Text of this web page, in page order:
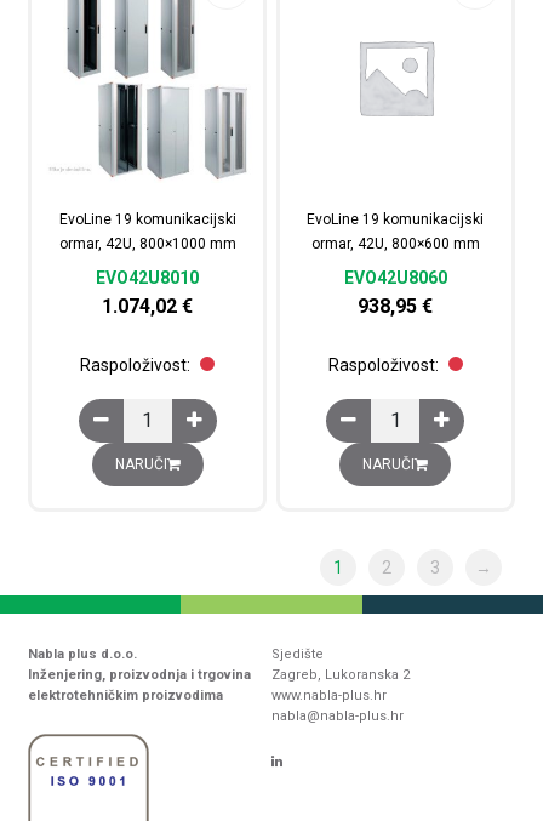
EvoLine 19 komunikacijski
ormar, 42U, 800×1000 mm
EVO42U8010
1.074,02€
Raspoloživost:
EvoLine 19 komunikacijski ormar, 42U, 800x1000 mm
NARUČI
EvoLine 19 komunikacijski
ormar, 42U, 800×600 mm
EVO42U8060
938,95€
Raspoloživost:
EvoLine 19
NARUČI
1 2 3 →
Nabla plus d.o.o.
Inženjering, proizvodnja i trgovina
elektrotehničkim proizvodima
Sjedište
Zagreb, Lukoranska 2
www.nabla-plus.hr
nabla@nabla-plus.hr